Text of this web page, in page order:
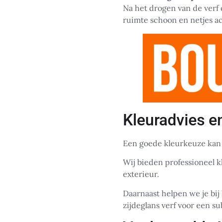
Na het drogen van de
ruimte schoon en netjes
Kleuradvies
Een goede kleurkeuze
Wij bieden professioneel
exterieur.
Daarnaast helpen we je
zijdeglans verf voor een